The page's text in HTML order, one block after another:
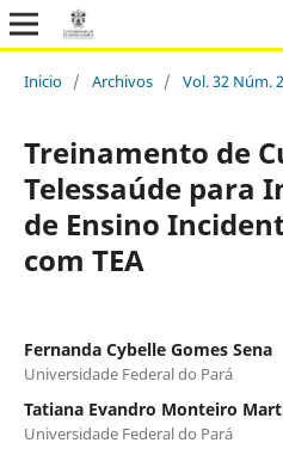
Inicio / Archivos / Vol. 32 Núm.
Treinamento de
Telessaúde para
de Ensino
com TEA
Fernanda Cybelle Gomes Sena
Universidade Federal do Pará
Tatiana Evandro Monteiro
Universidade Federal do Pará